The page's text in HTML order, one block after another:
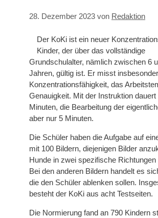
28. Dezember 2023 von Redaktion
Der KoKi ist ein neuer
Kinder, der über das vollständige
Grundschulalter, nämlich zwischen 6
Jahren, gültig ist. Er misst
Konzentrationsfähigkeit, das
Genauigkeit. Mit der Instruktion dauert
Minuten, die Bearbeitung der
aber nur 5 Minuten.
Die Schüler haben die Aufgabe auf
mit 100 Bildern, diejenigen Bilder
Hunde in zwei spezifische Richtungen
Bei den anderen Bildern handelt es
die den Schüler ablenken sollen.
besteht der KoKi aus acht Testseiten.
Die Normierung fand an 790 Kindern